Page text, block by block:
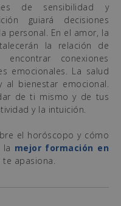
de sensibilidad y
guiará decisiones
personal. En el amor, la
la relación de
conexiones
emocionales. La salud
bienestar emocional.
de ti mismo y de tus
y la intuición.
el horóscopo y cómo
la mejor formación en
apasiona.